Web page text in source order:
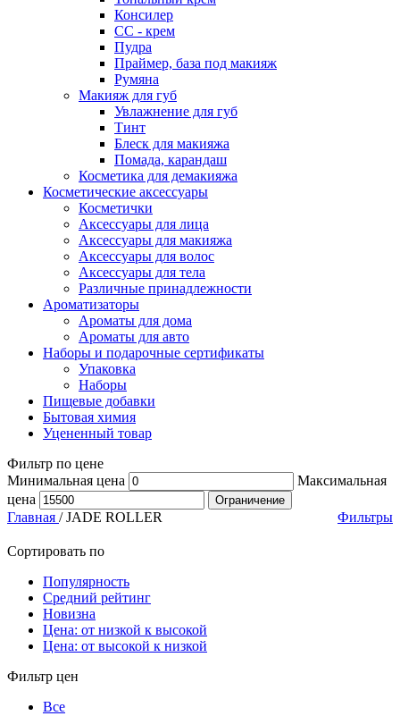
Консилер
СС - крем
Пудра
Праймер, база под макияж
Румяна
Макияж для губ
Увлажнение для губ
Тинт
Блеск для макияжа
Помада, карандаш
Косметика для демакияжа
Косметические аксессуары
Косметички
Аксессуары для лица
Аксессуары для макияжа
Аксессуары для волос
Аксессуары для тела
Различные принадлежности
Ароматизаторы
Ароматы для дома
Ароматы для авто
Наборы и подарочные сертификаты
Упаковка
Наборы
Пищевые добавки
Бытовая химия
Уцененный товар
Фильтр по цене
Минимальная цена
Максимальная
цена
Ограничение
Главная / JADE ROLLER Фильтры
Сортировать по
Популярность
Средний рейтинг
Новизна
Цена: от низкой к высокой
Цена: от высокой к низкой
Фильтр цен
Все